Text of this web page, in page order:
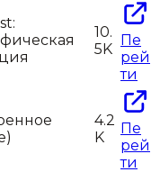
10.
5K
Пе
рей
ти
4.2
K
Пе
рей
ти